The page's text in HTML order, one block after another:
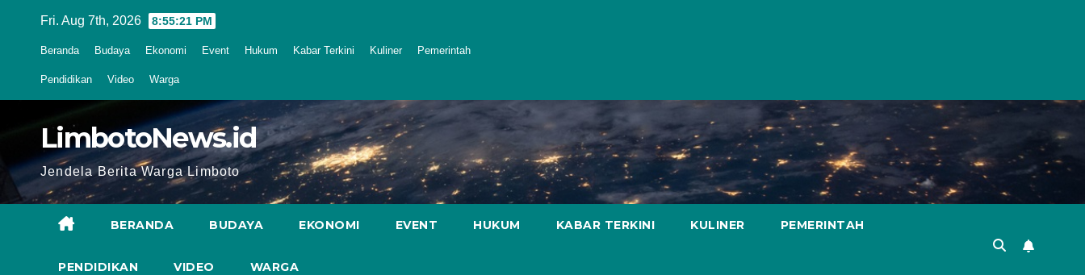
Fri. Aug 7th, 2026 8:55:22 PM
Beranda Budaya Ekonomi Event Hukum Kabar Terkini Kuliner Pemerintah
Pendidikan Video Warga
LimbotoNews.id
Jendela Berita Warga Limboto
BERANDA BUDAYA EKONOMI EVENT HUKUM KABAR TERKINI KULINER PEMERINTAH
PENDIDIKAN VIDEO WARGA